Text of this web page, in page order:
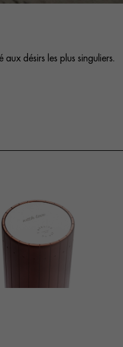
désirs les plus singuliers.